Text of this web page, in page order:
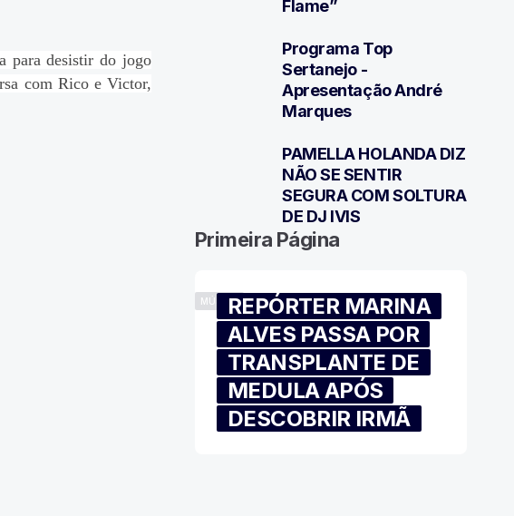
para desistir do jogo
com Rico e Victor,
Flame”
Programa Top
Sertanejo -
Apresentação André
Marques
PAMELLA HOLANDA DIZ
NÃO SE SENTIR
SEGURA COM SOLTURA
DE DJ IVIS
Primeira Página
MÚSICAREPÓRTER MARINA
ALVES PASSA POR
TRANSPLANTE DE
MEDULA APÓS
DESCOBRIR IRMÃ